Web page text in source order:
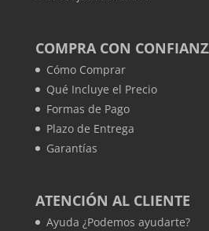
COMPRA CON
Cómo Comprar
Qué Incluye el Precio
Formas de Pago
Plazo de Entrega
Garantías
ATENCIÓN AL CLIENTE
Ayuda ¿Podemos ayudarte?